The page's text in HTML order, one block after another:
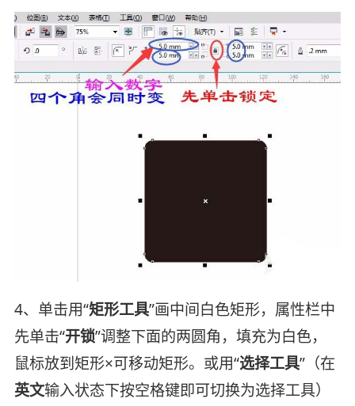
4、单击用“矩形工具”画中间白色矩形，属性栏中
先单击“开锁”调整下面的两圆角，填充为白色，
鼠标放到矩形×可移动矩形。或用“选择工具”（在
英文输入状态下按空格键即可切换为选择工具）